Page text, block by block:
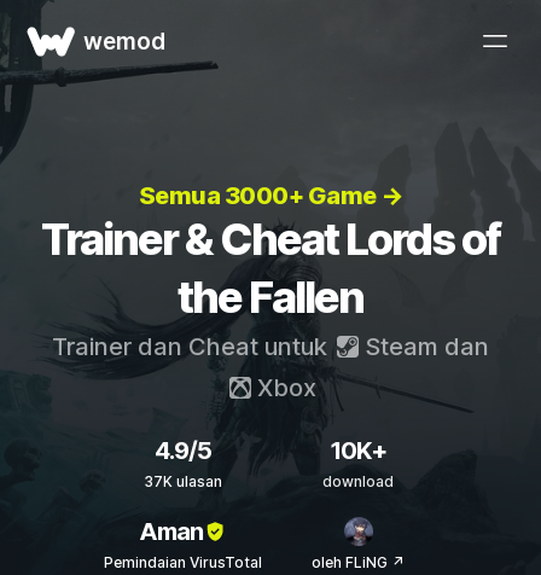
wemod
Semua 3000+ Game →
Trainer & Cheat Lords of
the Fallen
Trainer dan Cheat untuk Steam dan
Xbox
4.9/5
37K ulasan
10K+
download
Aman
Pemindaian VirusTotal oleh FLiNG ↗